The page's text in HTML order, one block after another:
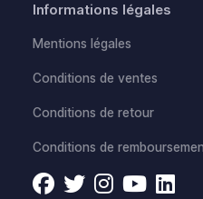
Informations légales
Mentions légales
Conditions de ventes
Conditions de retour
Conditions de